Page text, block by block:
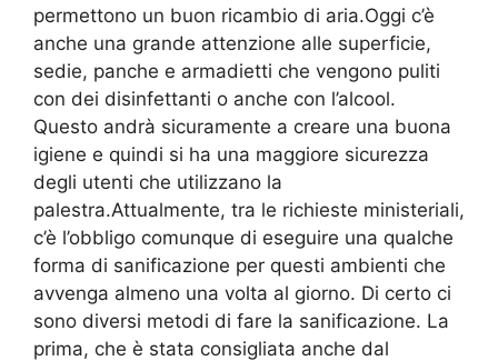
permettono un buon ricambio di aria.Oggi c’è
anche una grande attenzione alle superficie,
sedie, panche e armadietti che vengono puliti
con dei disinfettanti o anche con l’alcool.
Questo andrà sicuramente a creare una buona
igiene e quindi si ha una maggiore sicurezza
degli utenti che utilizzano la
palestra.Attualmente, tra le richieste ministeriali,
c’è l’obbligo comunque di eseguire una qualche
forma di sanificazione per questi ambienti che
avvenga almeno una volta al giorno. Di certo ci
sono diversi metodi di fare la sanificazione. La
prima, che è stata consigliata anche dal